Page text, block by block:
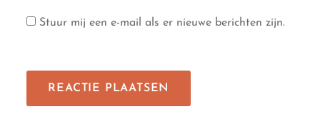
Stuur mij een e-mail als er nieuwe berichten zijn.